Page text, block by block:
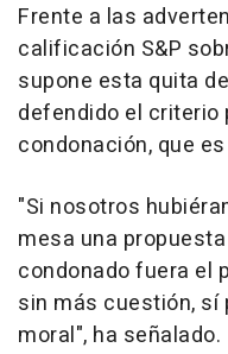
Frente a las
calificación S&P
supone esta quita
defendido el criterio
condonación, que
"Si nosotros
mesa una
condonado fuera el
sin más cuestión, sí
moral", ha señalado.